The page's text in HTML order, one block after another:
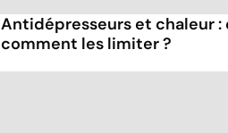
Antidépresseurs et chaleur :
comment les limiter ?